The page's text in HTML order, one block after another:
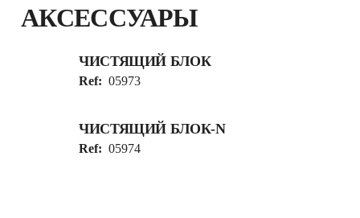
АКСЕССУАРЫ
ЧИСТЯЩИЙ БЛОК
Ref: 05973
ЧИСТЯЩИЙ БЛОК-N
Ref: 05974